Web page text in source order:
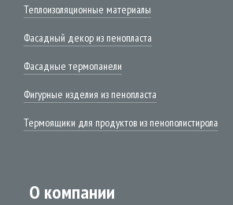
Теплоизоляционные материалы
Фасадный декор из пенопласта
Фасадные термопанели
Фигурные изделия из пенопласта
Термоящики для продуктов из пенополистирола
О компании